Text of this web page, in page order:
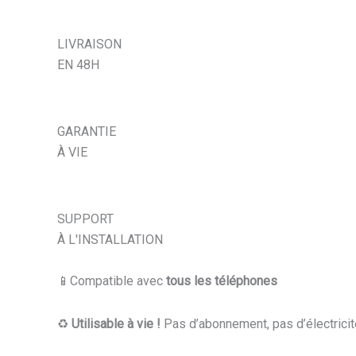
LIVRAISON
EN 48H
GARANTIE
À VIE
SUPPORT
À L'INSTALLATION
📱Compatible avec tous les téléphones
♻️ Utilisable à vie ! Pas d’abonnement, pas